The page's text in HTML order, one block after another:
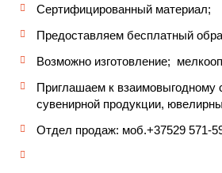
Сертифицированный материал;
Предоставляем бесплатный
Возможно изготовление;
Приглашаем к взаимовыгодному
сувенирной продукции,
Отдел продаж: моб.+37529 571-